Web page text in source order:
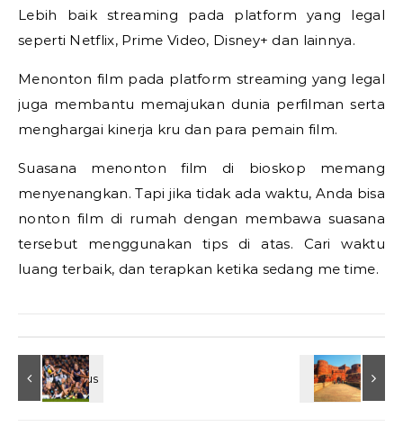
Lebih baik streaming pada platform yang legal
seperti Netflix, Prime Video, Disney+ dan lainnya.
Menonton film pada platform streaming yang legal
juga membantu memajukan dunia perfilman serta
menghargai kinerja kru dan para pemain film.
Suasana menonton film di bioskop memang
menyenangkan. Tapi jika tidak ada waktu, Anda bisa
nonton film di rumah dengan membawa suasana
tersebut menggunakan tips di atas. Cari waktu
luang terbaik, dan terapkan ketika sedang me time.